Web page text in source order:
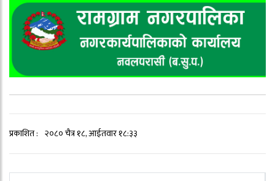
प्रकाशित : २०८० चैत्र १८, आईतवार १८:३३